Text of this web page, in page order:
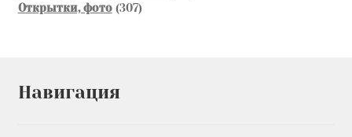
Открытки, фото 307307
Навигация